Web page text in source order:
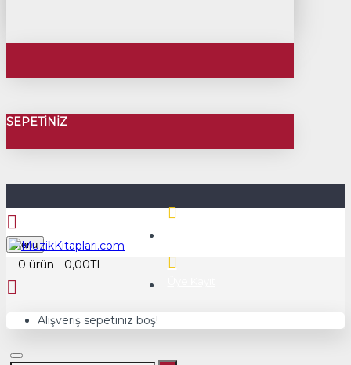
SEPETINIZ
Menu
0 ürün - 0,00TL
Alışveriş sepetiniz boş!